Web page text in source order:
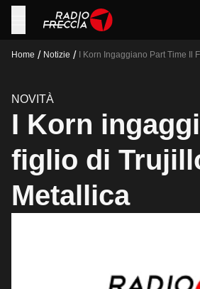
Home / Notizie /
I Korn Ingaggiano Part Time Il
NOVITÀ
I Korn
figlio di
Metallica